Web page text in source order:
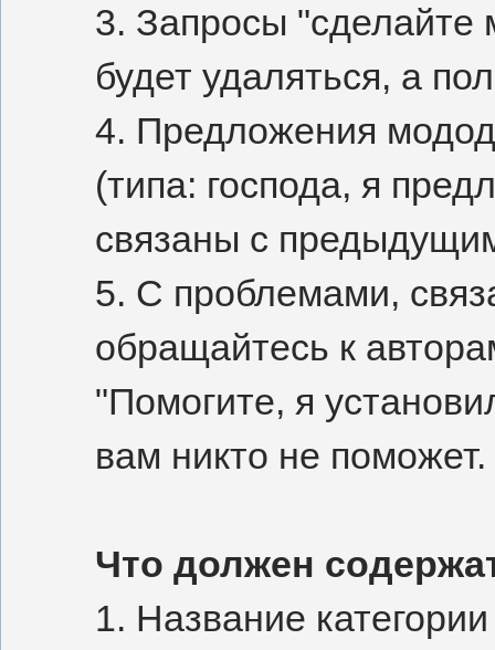
3. Запросы
будет удаляться, а
4. Предложения
(типа: господа, я
связаны с
5. С проблемами,
обращайтесь к
"Помогите, я
вам никто не поможет.
Что должен
1. Название